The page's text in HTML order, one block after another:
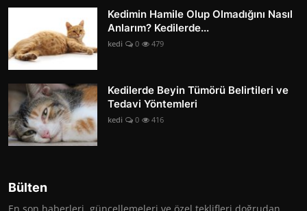
Kedimin Hamile Olup Olmadığını Nasıl
Anlarım? Kedilerde...
kedi 0 479
Kedilerde Beyin Tümörü Belirtileri ve
Tedavi Yöntemleri
kedi 0 416
Bülten
En son haberleri, güncellemeleri ve özel teklifleri doğrudan